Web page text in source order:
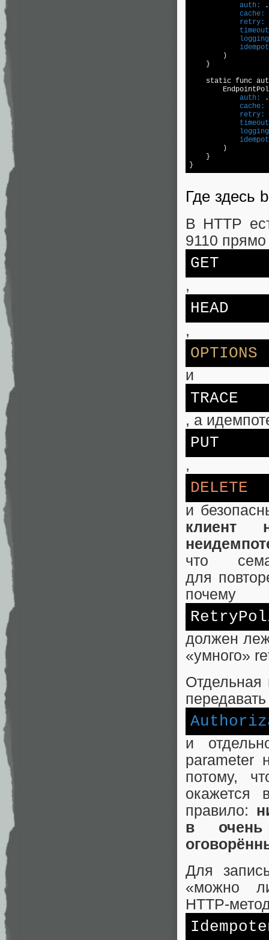
            auth:
            cache:
            retry:
        )
    }
static func
            auth:
            cache:
            retry:
        )
    }
Где здесь
В HTTP
9110 прямо
GET
,
HEAD
,
OPTIONS
и
TRACE
, а
PUT
,
DELETE
и
клиент
что
для
почему
должен
«умного»
Отдельная
и
parameter
потому,
окажется
правило:
в очень
Для
«можно